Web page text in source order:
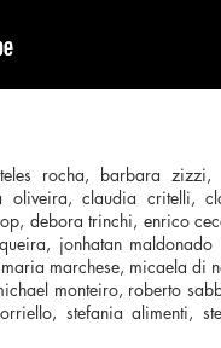
rocha, barbara zizzi,
oliveira, claudia critelli,
debora trinchi, enrico
jonhatan maldonado
marchese, micaela di
monteiro, roberto
stefania alimenti,